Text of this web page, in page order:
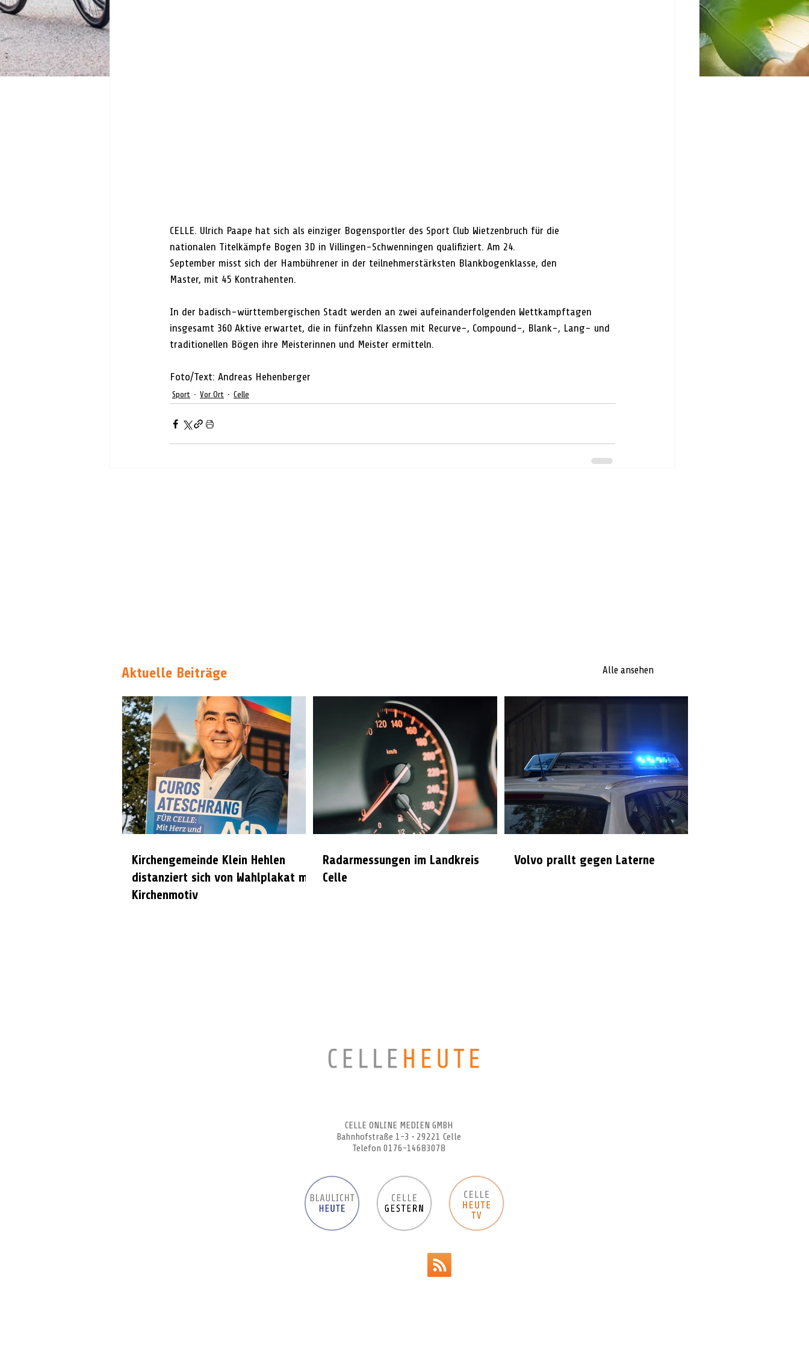
CELLE. Ulrich Paape hat sich als einziger Bogensportler des Sport Club Wietzenbruch für die
nationalen Titelkämpfe Bogen 3D in Villingen-Schwenningen qualifiziert. Am 24.
September misst sich der Hambührener in der teilnehmerstärksten Blankbogenklasse, den
Master, mit 45 Kontrahenten.
In der badisch-württembergischen Stadt werden an zwei aufeinanderfolgenden Wettkampftagen
insgesamt 360 Aktive erwartet, die in fünfzehn Klassen mit Recurve-, Compound-, Blank-, Lang- und
traditionellen Bögen ihre Meisterinnen und Meister ermitteln.
Foto/Text: Andreas Hehenberger
Sport Vor Ort Celle
Aktuelle Beiträge Alle ansehen
Kirchengemeinde Klein Hehlen
distanziert sich von Wahlplakat mit
Kirchenmotiv
Radarmessungen im Landkreis
Celle
Volvo prallt gegen Laterne
CELLE ONLINE MEDIEN GMBH
Bahnhofstraße 1-3 • 29221 Celle
Telefon 0176-14683078